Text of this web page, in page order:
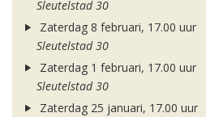
Sleutelstad 30
Zaterdag 8 februari, 17.00 uur
Sleutelstad 30
Zaterdag 1 februari, 17.00 uur
Sleutelstad 30
Zaterdag 25 januari, 17.00 uur